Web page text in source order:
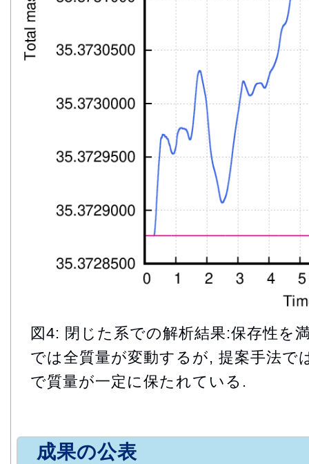
図4: 閉じた系での解析結果:保存性を
では全質量が変動するが, 提案手法で
で質量が一定に保たれている.
成果の公表